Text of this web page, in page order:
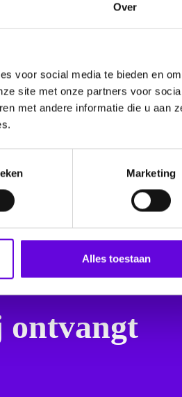
Over
voor social media te bieden en
site met onze partners voor
met andere informatie die u aan
Marketing
Alles toestaan
ontvangt